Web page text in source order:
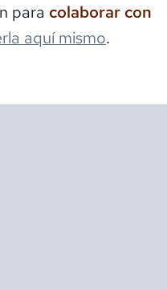
para colaborar con
aquí mismo.